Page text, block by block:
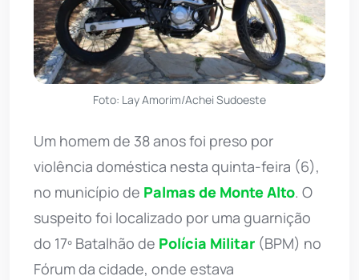
Foto: Lay Amorim/Achei Sudoeste
Um homem de 38 anos foi preso por
violência doméstica nesta quinta-feira (6),
no município de Palmas de Monte Alto. O
suspeito foi localizado por uma guarnição
do 17º Batalhão de Polícia Militar (BPM) no
Fórum da cidade, onde estava